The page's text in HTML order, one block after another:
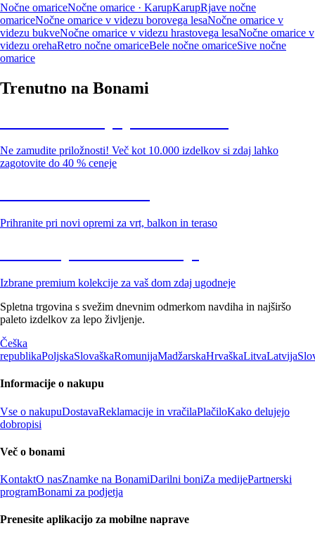
Nočne omariceNočne omarice · KarupKarupRjave nočne
omariceNočne omarice v videzu borovega lesaNočne omarice v
videzu bukveNočne omarice v videzu hrastovega lesaNočne omarice v
videzu orehaRetro nočne omariceBele nočne omariceSive nočne
omarice
Trenutno na Bonami
Ne zamudite priložnosti! Več kot 10.000 izdelkov si zdaj lahko
zagotovite do 40 % ceneje
Prihranite pri novi opremi za vrt, balkon in teraso
Izbrane premium kolekcije za vaš dom zdaj ugodneje
Spletna trgovina s svežim dnevnim odmerkom navdiha in najširšo
paleto izdelkov za lepo življenje.
Češka
republikaPoljskaSlovaškaRomunijaMadžarskaHrvaškaLitvaLatvija
Informacije o nakupu
Vse o nakupuDostavaReklamacije in vračilaPlačiloKako delujejo
dobropisi
Več o bonami
KontaktO nasZnamke na BonamiDarilni boniZa medijePartnerski
programBonami za podjetja
Prenesite aplikacijo za mobilne naprave